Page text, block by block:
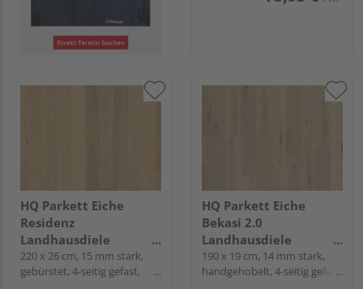
HQ Parkett Eiche
Residenz
Landhausdiele
Roheffekt natur-geölt
220 x 26 cm, 15 mm stark,
gebürstet, 4-seitig gefast,
HQ Parkett Eiche
Bekasi 2.0
Landhausdiele
Roheffekt natur-geölt -
Gealtert
190 x 19 cm, 14 mm stark,
handgehobelt, 4-seitig gefast,